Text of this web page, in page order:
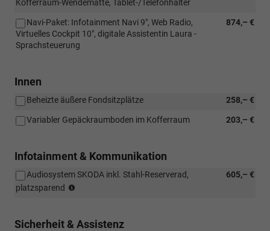
Kofferraum-Wendematte, Tablet-/Telefonhalter
874,– €
Navi-Paket: Infotainment Navi 9", Web Radio,
Virtuelles Cockpit 10", digitale Assistentin Laura -
Sprachsteuerung
Innen
258,– €
Beheizte äußere Fondsitzplätze
203,– €
Variabler Gepäckraumboden im Kofferraum
Infotainment & Kommunikation
605,– €
Audiosystem SKODA inkl. Stahl-Reserverad,
platzsparend
Navigationssystem)
Sicherheit & Assistenz